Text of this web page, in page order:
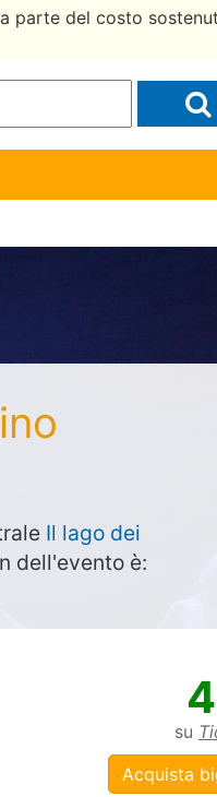
parte del costo
Il lago dei
dell'evento è:
su
Acquista